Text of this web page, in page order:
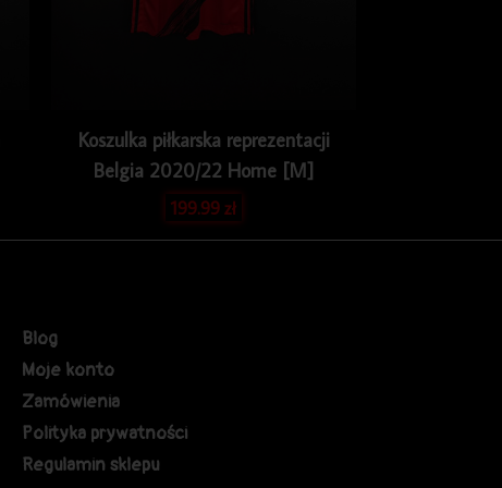
Koszulka piłkarska reprezentacji
Belgia 2020/22 Home [M]
199.99zł
Blog
Moje konto
Zamówienia
Polityka prywatności
Regulamin sklepu